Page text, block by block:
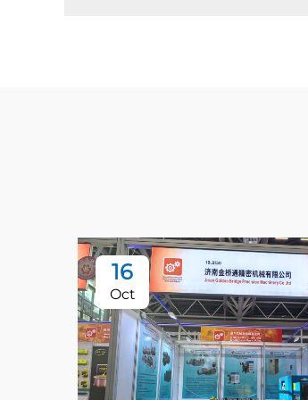
16
Oct